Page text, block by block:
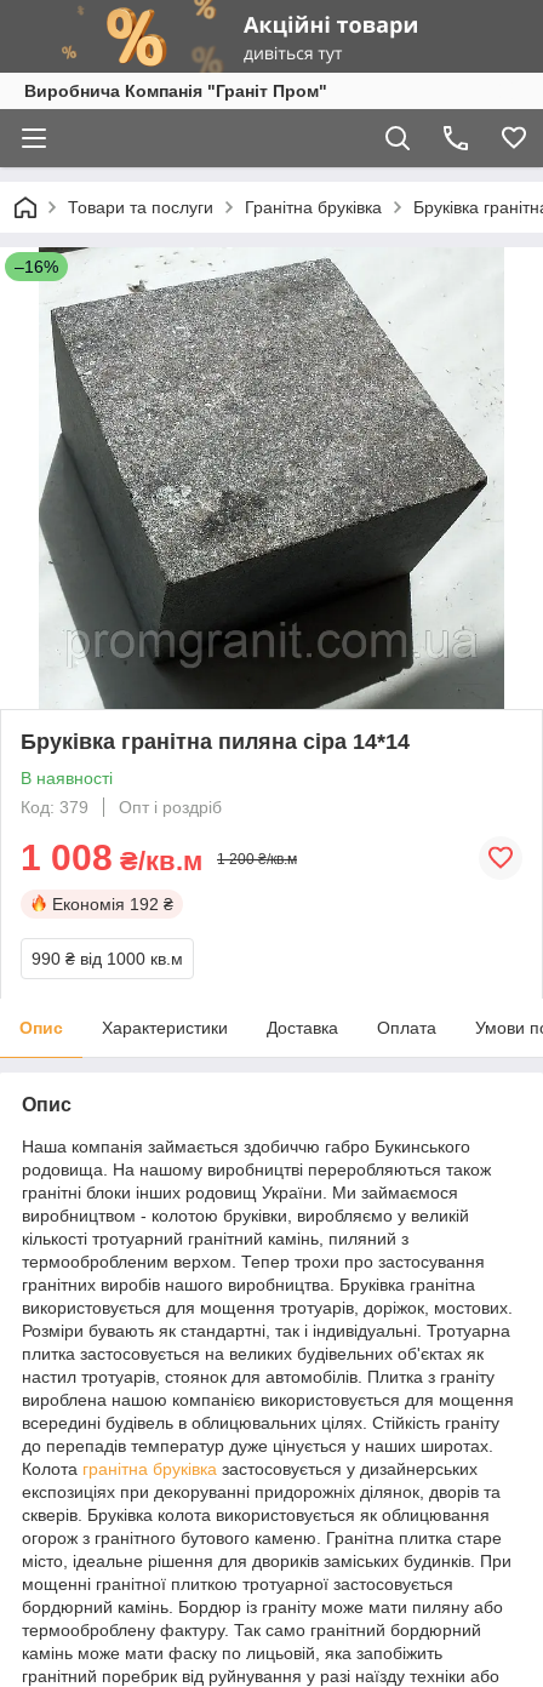
Виробнича Компанія "Граніт Пром"
Товари та послуги Гранітна бруківка Бруківка
–16%
Бруківка гранітна пиляна сіра 14*14
В наявності
Код: 379
Опт і роздріб
1 008 ₴/кв.м 1 200 ₴/кв.м
Економія 192 ₴
990 ₴ від 1000 кв.м
Опис Характеристики Доставка Оплата Умови
Опис
Наша компанія займається здобиччю габро Букинського
родовища. На нашому виробництві переробляються також
гранітні блоки інших родовищ України. Ми займаємося
виробництвом - колотою бруківки, виробляємо у великій
кількості тротуарний гранітний камінь, пиляний з
термообробленим верхом. Тепер трохи про застосування
гранітних виробів нашого виробництва. Бруківка гранітна
використовується для мощення тротуарів, доріжок, мостових.
Розміри бувають як стандартні, так і індивідуальні. Тротуарна
плитка застосовується на великих будівельних об'єктах як
настил тротуарів, стоянок для автомобілів. Плитка з граніту
вироблена нашою компанією використовується для мощення
всередині будівель в облицювальних цілях. Стійкість граніту
до перепадів температур дуже цінується у наших широтах.
Колота гранітна бруківка застосовується у дизайнерських
експозиціях при декоруванні придорожніх ділянок, дворів та
скверів. Бруківка колота використовується як облицювання
огорож з гранітного бутового каменю. Гранітна плитка старе
місто, ідеальне рішення для двориків заміських будинків. При
мощенні гранітної плиткою тротуарної застосовується
бордюрний камінь. Бордюр із граніту може мати пиляну або
термооброблену фактуру. Так само гранітний бордюрний
камінь може мати фаску по лицьовій, яка запобіжить
гранітний поребрик від руйнування у разі наїзду техніки або